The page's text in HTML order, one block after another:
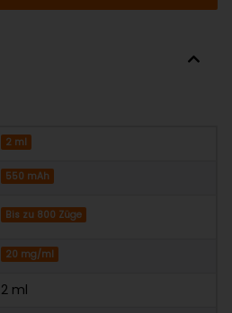
2 ml
550 mAh
Bis zu 800 Züge
20 mg/ml
2 ml